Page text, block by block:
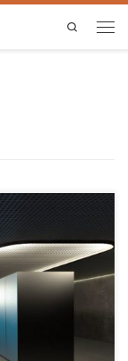
Search
Deucalion,
vez, marcando a
#80 em eficiência
O […]